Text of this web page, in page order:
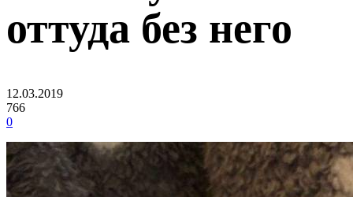
оттуда без него
12.03.2019
766
0